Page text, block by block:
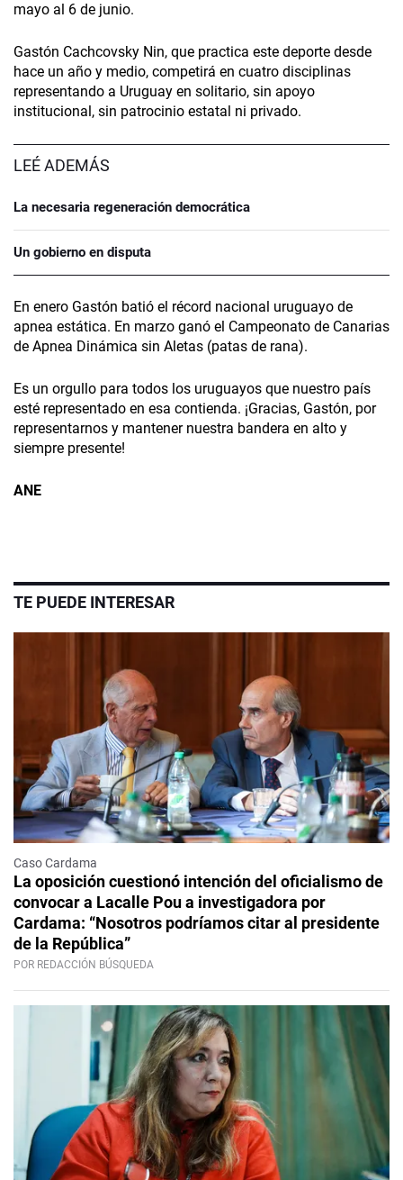
mayo al 6 de junio.
Gastón Cachcovsky Nin, que practica este deporte desde
hace un año y medio, competirá en cuatro disciplinas
representando a Uruguay en solitario, sin apoyo
institucional, sin patrocinio estatal ni privado.
LEÉ ADEMÁS
La necesaria regeneración democrática
Un gobierno en disputa
En enero Gastón batió el récord nacional uruguayo de
apnea estática. En marzo ganó el Campeonato de Canarias
de Apnea Dinámica sin Aletas (patas de rana).
Es un orgullo para todos los uruguayos que nuestro país
esté representado en esa contienda. ¡Gracias, Gastón, por
representarnos y mantener nuestra bandera en alto y
siempre presente!
ANE
TE PUEDE INTERESAR
Caso Cardama
La oposición cuestionó intención del oficialismo de
convocar a Lacalle Pou a investigadora por
Cardama: “Nosotros podríamos citar al presidente
de la República”
POR REDACCIÓN BÚSQUEDA